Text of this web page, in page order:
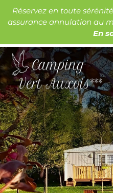
Aller
au
Réservez en toute
assurance annulation au
En
Les lacs
Les châteaux